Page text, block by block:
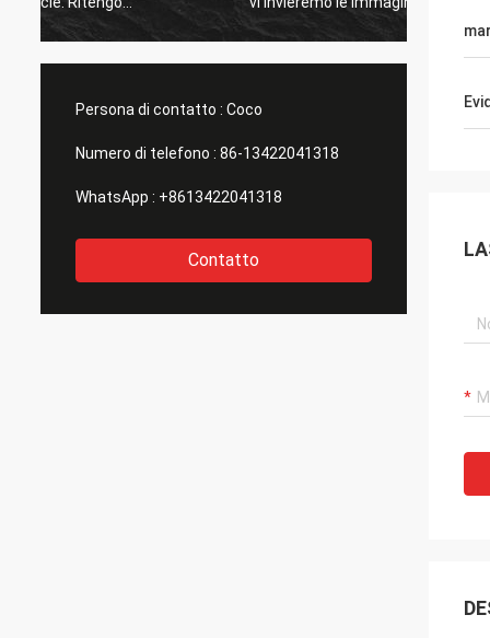
Persona di contatto : Coco
Numero di telefono : 86-13422041318
WhatsApp : +8613422041318
Contatto